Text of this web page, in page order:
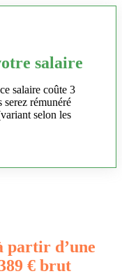
salaire
salaire coûte 3
rémunéré
selon les
partir d’une
€ brut